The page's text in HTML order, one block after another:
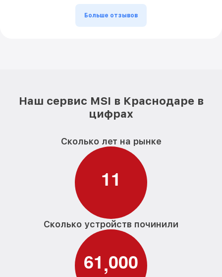
Больше отзывов
Наш сервис MSI в Краснодаре в
цифрах
Сколько лет на рынке
11
Сколько устройств починили
61,000